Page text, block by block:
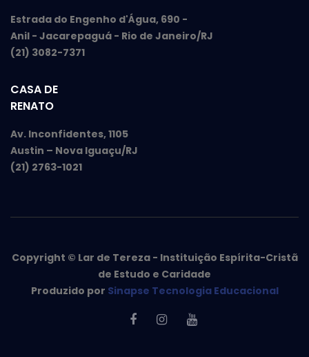
Estrada do Engenho d'Água, 690 -
Anil - Jacarepaguá - Rio de Janeiro/RJ
(21) 3082-7371
CASA DE
RENATO
Av. Inconfidentes, 1105
Austin – Nova Iguaçu/RJ
(21) 2763-1021
Copyright © Lar de Tereza - Instituição Espírita-Cristã
de Estudo e Caridade
Produzido por Sinapse Tecnologia Educacional